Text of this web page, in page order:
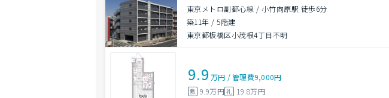
東京メトロ副都心線 / 小竹向原駅 徒歩6分
築11年 /5階建
東京都板橋区小茂根4丁目不明
9.9 万円 /管理費9,000円
敷 9.9万円礼 19.8万円